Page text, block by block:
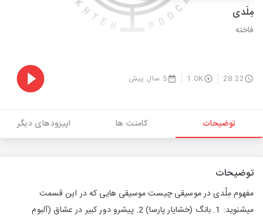
مِلُدی
فاخته
28:22
1.0K 5 سال پیش
توضیحات کامنت ها اپیزودهای دیگر
توضیحات
مفهوم مِلُدی در موسیقی چیست موسیقی هایی که در این قسمت
میشنوید: 1. بانگ (خشایار پارسا) 2. پیشرو دور کبیر در عشاق (آلبوم